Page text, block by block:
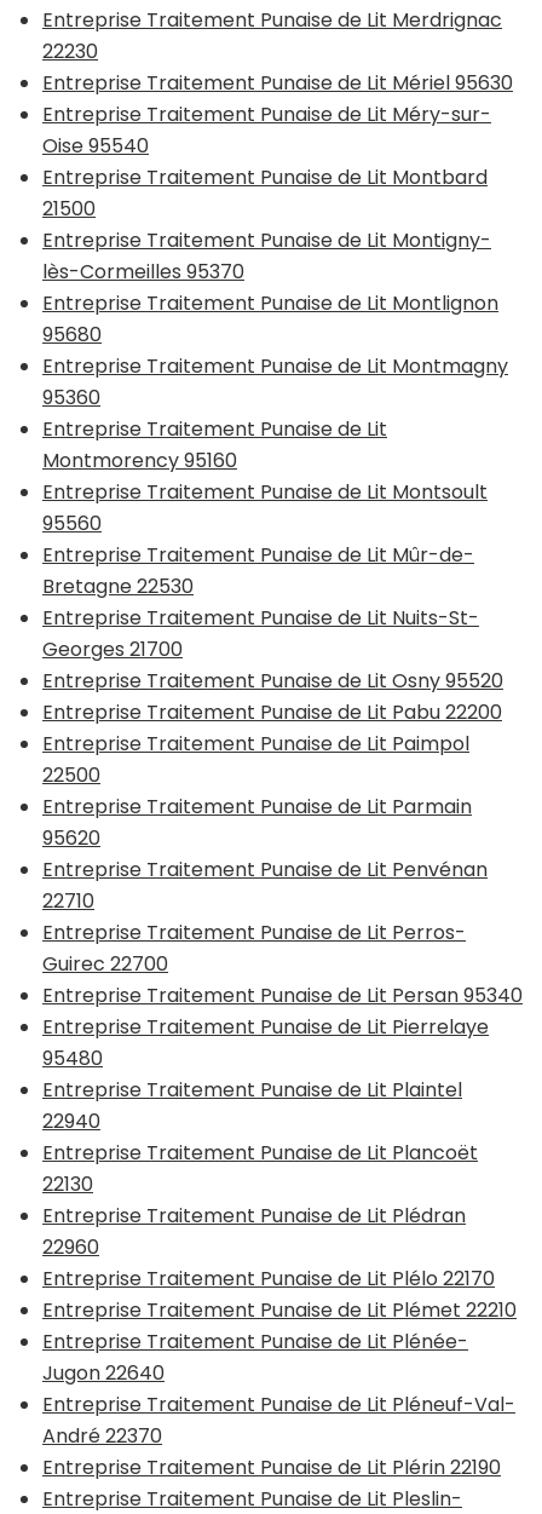
Entreprise Traitement Punaise de Lit Merdrignac
22230
Entreprise Traitement Punaise de Lit Mériel 95630
Entreprise Traitement Punaise de Lit Méry-sur-
Oise 95540
Entreprise Traitement Punaise de Lit Montbard
21500
Entreprise Traitement Punaise de Lit Montigny-
lès-Cormeilles 95370
Entreprise Traitement Punaise de Lit Montlignon
95680
Entreprise Traitement Punaise de Lit Montmagny
95360
Entreprise Traitement Punaise de Lit
Montmorency 95160
Entreprise Traitement Punaise de Lit Montsoult
95560
Entreprise Traitement Punaise de Lit Mûr-de-
Bretagne 22530
Entreprise Traitement Punaise de Lit Nuits-St-
Georges 21700
Entreprise Traitement Punaise de Lit Osny 95520
Entreprise Traitement Punaise de Lit Pabu 22200
Entreprise Traitement Punaise de Lit Paimpol
22500
Entreprise Traitement Punaise de Lit Parmain
95620
Entreprise Traitement Punaise de Lit Penvénan
22710
Entreprise Traitement Punaise de Lit Perros-
Guirec 22700
Entreprise Traitement Punaise de Lit Persan 95340
Entreprise Traitement Punaise de Lit Pierrelaye
95480
Entreprise Traitement Punaise de Lit Plaintel
22940
Entreprise Traitement Punaise de Lit Plancoët
22130
Entreprise Traitement Punaise de Lit Plédran
22960
Entreprise Traitement Punaise de Lit Plélo 22170
Entreprise Traitement Punaise de Lit Plémet 22210
Entreprise Traitement Punaise de Lit Plénée-
Jugon 22640
Entreprise Traitement Punaise de Lit Pléneuf-Val-
André 22370
Entreprise Traitement Punaise de Lit Plérin 22190
Entreprise Traitement Punaise de Lit Pleslin-